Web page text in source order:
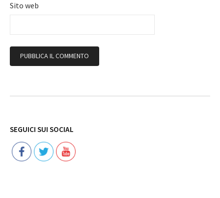
Sito web
SEGUICI SUI SOCIAL